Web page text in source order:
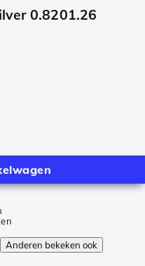
0.8201.26
Anderen bekeken ook